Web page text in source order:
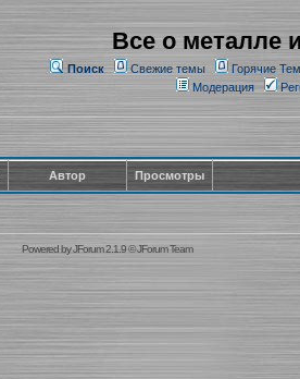
Все о металле
Поиск Свежие темы Горячие
Модерация
Автор Просмотры
Powered byJForum 2.1.9©JForum Team